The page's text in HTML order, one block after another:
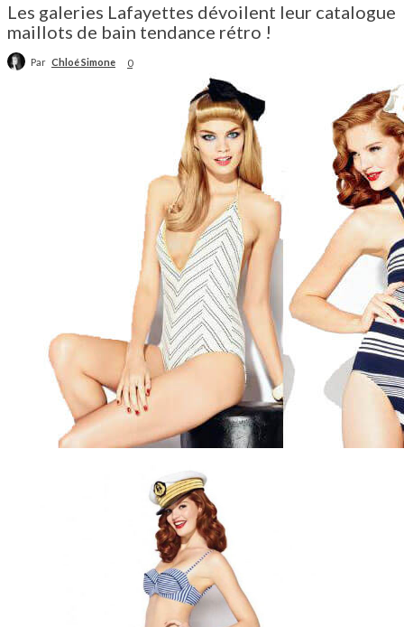
Les galeries Lafayettes dévoilent leur catalogue
maillots de bain tendance rétro !
Par Chloé Simone 0